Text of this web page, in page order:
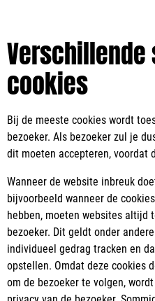
Verschillende
cookies
Bij de meeste cookies wordt
bezoeker. Als bezoeker zul je
dit moeten accepteren, voordat
Wanneer de website inbreuk
bijvoorbeeld wanneer de
hebben, moeten websites altijd
bezoeker. Dit geldt onder
individueel gedrag tracken en
opstellen. Omdat deze cookies
om de bezoeker te volgen,